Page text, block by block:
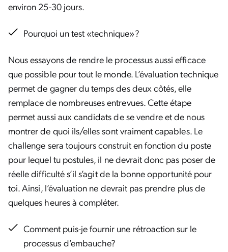
environ 25-30 jours.
Pourquoi un test «technique»?
Nous essayons de rendre le processus aussi efficace
que possible pour tout le monde. L’évaluation technique
permet de gagner du temps des deux côtés, elle
remplace de nombreuses entrevues. Cette étape
permet aussi aux candidats de se vendre et de nous
montrer de quoi ils/elles sont vraiment capables. Le
challenge sera toujours construit en fonction du poste
pour lequel tu postules, il ne devrait donc pas poser de
réelle difficulté s’il s’agit de la bonne opportunité pour
toi. Ainsi, l’évaluation ne devrait pas prendre plus de
quelques heures à compléter.
Comment puis-je fournir une rétroaction sur le
processus d’embauche?